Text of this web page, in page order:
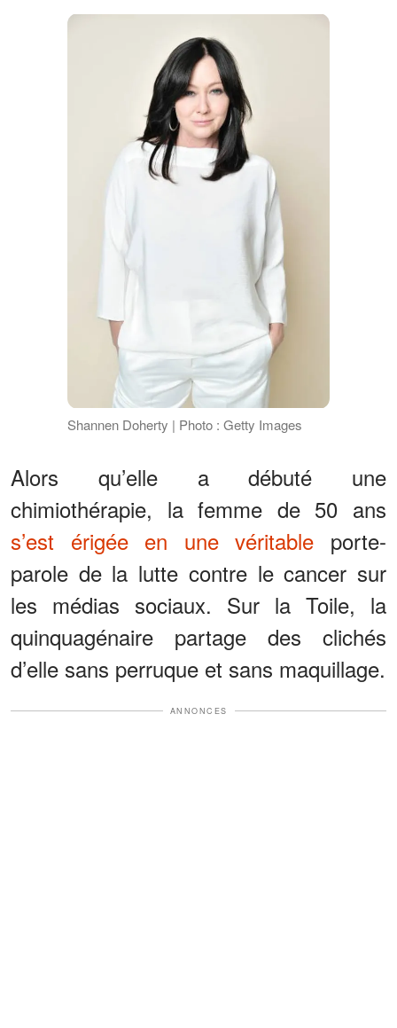
Shannen Doherty | Photo : Getty Images
Alors qu’elle a débuté une
chimiothérapie, la femme de 50 ans
s’est érigée en une véritable porte-
parole de la lutte contre le cancer sur
les médias sociaux. Sur la Toile, la
quinquagénaire partage des clichés
d’elle sans perruque et sans maquillage.
ANNONCES